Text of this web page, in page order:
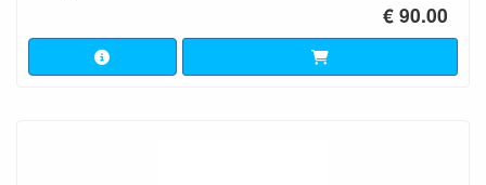
€ 90.00